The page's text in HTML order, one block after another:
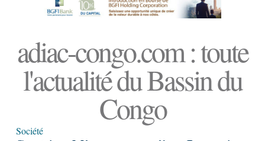
adiac-congo.com : toute
l'actualité du Bassin du
Congo
Société